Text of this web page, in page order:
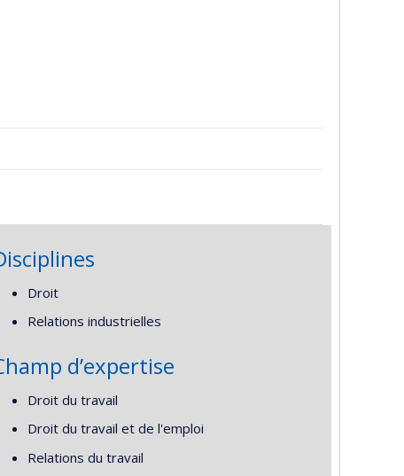
Droit
Relations industrielles
d’expertise
Droit du travail
Droit du travail et de l'emploi
Relations du travail